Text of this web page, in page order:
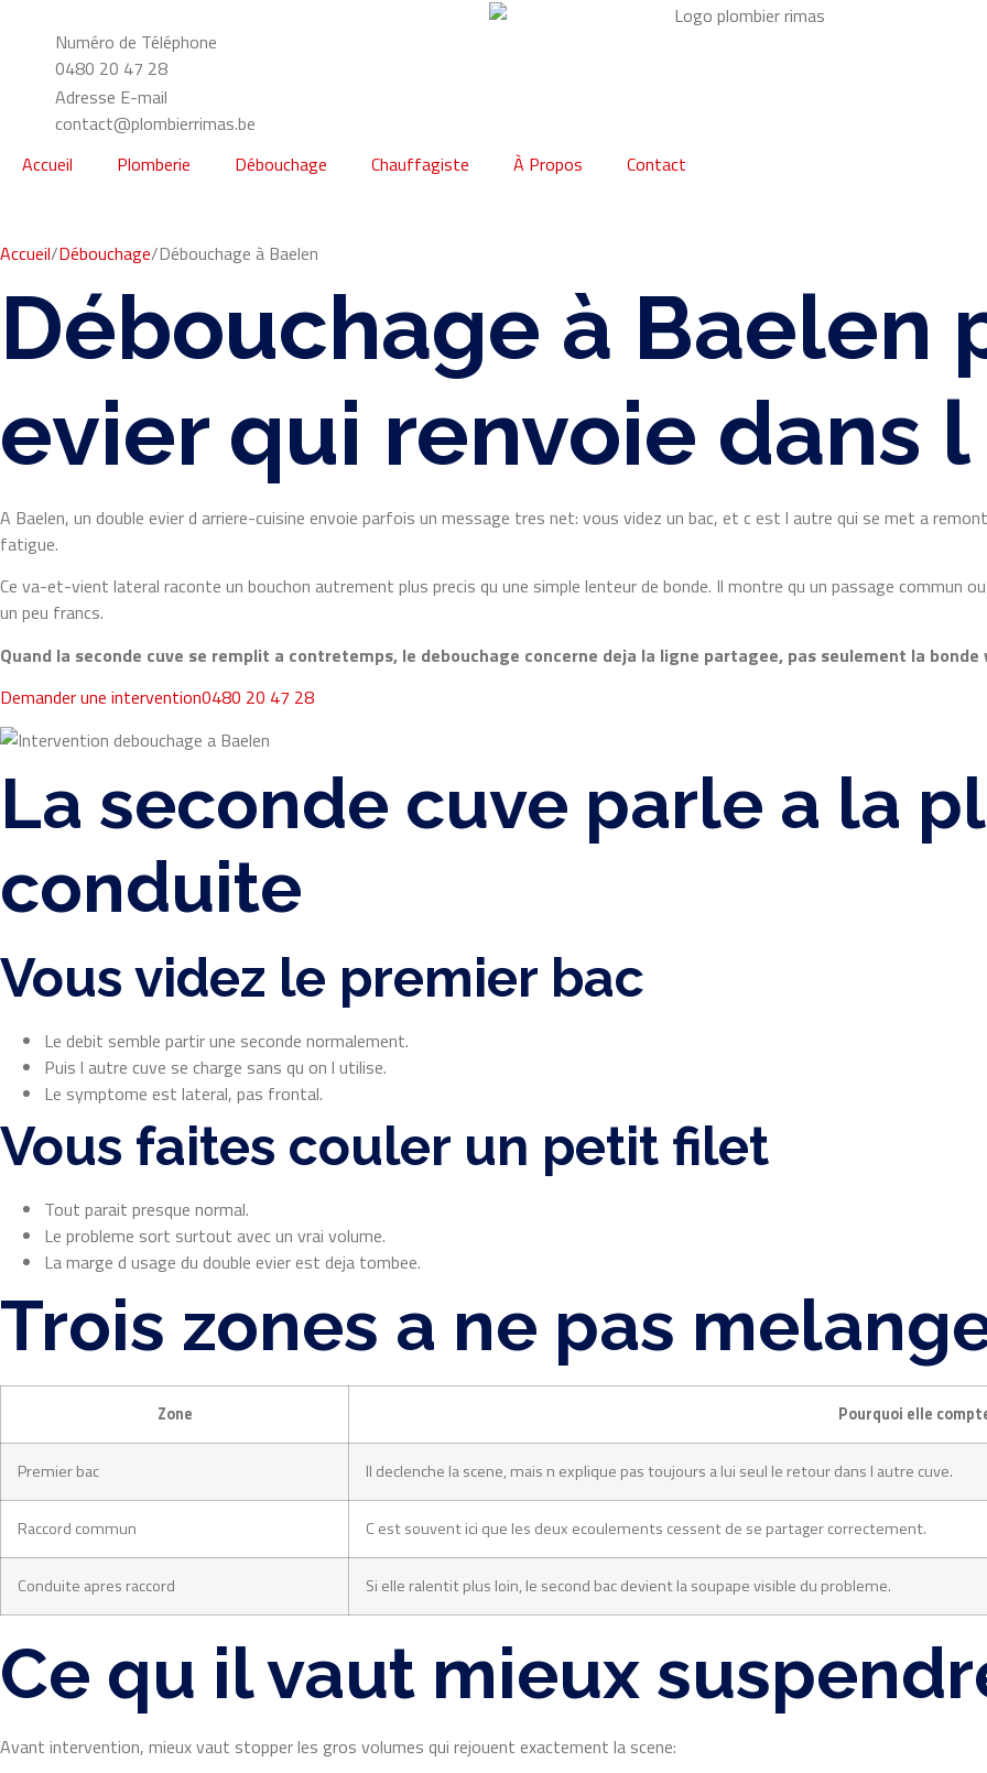
Numéro de Téléphone
0480 20 47 28
Adresse E-mail
contact@plombierrimas.be
Accueil
Plomberie Débouchage Chauffagiste À Propos Contact
Accueil/Débouchage/Débouchage à Baelen
Débouchage à Baelen
evier qui renvoie dans
A Baelen, un double evier d arriere-cuisine envoie parfois un message tres net: vous videz un bac, et c est l autre qui se met a
fatigue.
Ce va-et-vient lateral raconte un bouchon autrement plus precis qu une simple lenteur de bonde. Il montre qu un passage commun
un peu francs.
Quand la seconde cuve se remplit a contretemps, le debouchage concerne deja la ligne partagee, pas seulement la bonde
Demander une intervention0480 20 47 28
La seconde cuve parle a la
conduite
Vous videz le premier bac
Le debit semble partir une seconde normalement.
Puis l autre cuve se charge sans qu on l utilise.
Le symptome est lateral, pas frontal.
Vous faites couler un petit filet
Tout parait presque normal.
Le probleme sort surtout avec un vrai volume.
La marge d usage du double evier est deja tombee.
Trois zones a ne pas
Zone Pourquoi elle
Premier bac Il declenche la scene, mais n explique pas toujours a lui seul le retour dans l autre cuve.
Raccord commun C est souvent ici que les deux ecoulements cessent de se partager correctement.
Conduite apres raccord Si elle ralentit plus loin, le second bac devient la soupape visible du probleme.
Ce qu il vaut mieux
Avant intervention, mieux vaut stopper les gros volumes qui rejouent exactement la scene: